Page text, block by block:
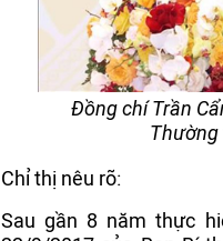
Đồng chí Trần
Thường
Chỉ thị nêu rõ:
Sau gần 8 năm thực